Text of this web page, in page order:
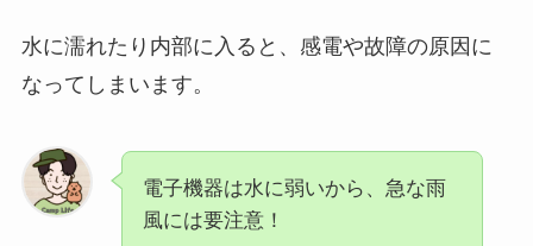
水に濡れたり内部に入ると、感電や故障の原因に
なってしまいます。
電子機器は水に弱いから、急な雨
風には要注意！